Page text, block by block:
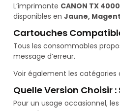
L’imprimante CANON TX 4000
disponibles en Jaune,
Cartouches
Tous les consommables
message d’erreur.
Voir également les
Quelle Version Choisir
Pour un usage occasionnel,